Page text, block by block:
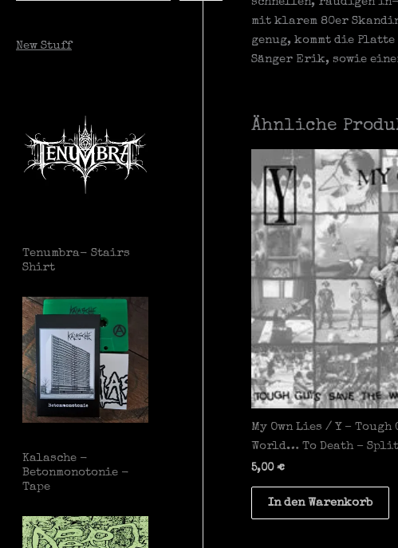
New Stuff
Tenumbra- Stairs
Shirt
Kalasche -
Betonmonotonie -
Tape
mit klarem 80er
genug, kommt die
Sänger Erik, sowie
Ähnliche
My Own Lies / Y – Tough
World… To Death –
5,00 €
In den Warenkorb